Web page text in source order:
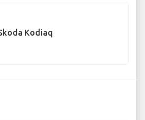
Kodiaq